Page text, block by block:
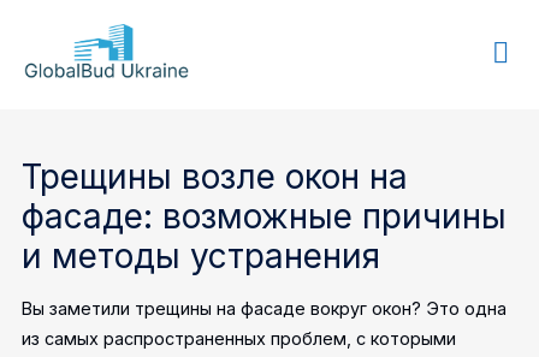
GLOBALBUD
Трещины возле окон на
фасаде: возможные причины
и методы устранения
Вы заметили трещины на фасаде вокруг окон? Это одна
из самых распространенных проблем, с которыми